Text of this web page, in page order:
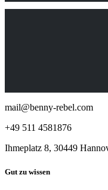
mail@benny-rebel.com
+49 511 4581876
Ihmeplatz 8, 30449
Gut zu wissen